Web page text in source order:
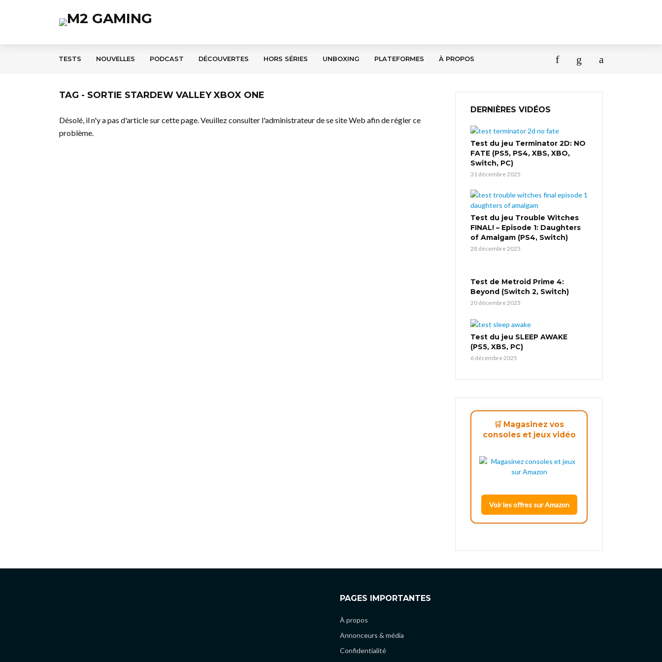
TESTS NOUVELLES PODCAST DÉCOUVERTES HORS SÉRIES UNBOXING PLATEFORMES À PROPOS
TAG - SORTIE STARDEW VALLEY XBOX ONE
Désolé, il n'y a pas d'article sur cette page. Veuillez consulter l'administrateur de se site Web afin de régler ce
problème.
DERNIÈRES VIDÉOS
Test du jeu Terminator 2D: NO
FATE (PS5, PS4, XBS, XBO,
Switch, PC)
31 décembre 2025
Test du jeu Trouble Witches
FINAL! – Episode 1: Daughters
of Amalgam (PS4, Switch)
28 décembre 2025
Test de Metroid Prime 4:
Beyond (Switch 2, Switch)
20 décembre 2025
Test du jeu SLEEP AWAKE
(PS5, XBS, PC)
6 décembre 2025
🛒 Magasinez vos
consoles et jeux vidéo
Voir les offres sur Amazon
PAGES IMPORTANTES
À propos
Annonceurs & média
Confidentialité